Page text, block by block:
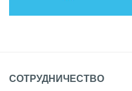
СОТРУДНИЧЕСТВО